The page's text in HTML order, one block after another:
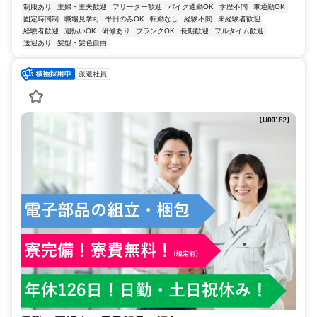
制服あり 主婦・主夫歓迎 フリーター歓迎 バイク通勤OK 学歴不問
車通勤OK
固定時間制
職場見学可 平日のみOK 転勤なし 経験不問
未経験者歓迎
経験者歓迎
週払いOK 研修あり ブランクOK 長期歓迎
フルタイム歓迎
送迎あり
髪型・髪色自由
派遣社員